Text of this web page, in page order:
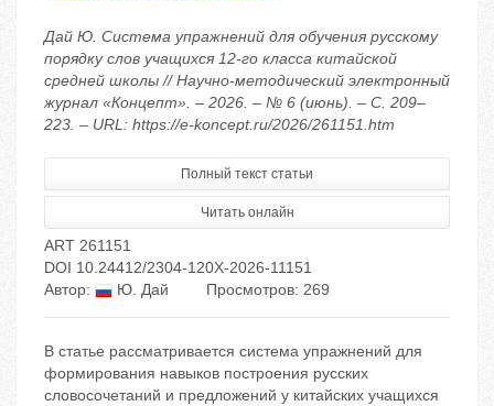
Дай Ю. Система упражнений для обучения русскому
порядку слов учащихся 12-го класса китайской
средней школы // Научно-методический электронный
журнал «Концепт». – 2026. – № 6 (июнь). – С. 209–
223. – URL: https://e-koncept.ru/2026/261151.htm
Полный текст статьи
Читать онлайн
ART 261151
DOI 10.24412/2304-120X-2026-11151
Автор:
Ю. Дай Просмотров: 269
В статье рассматривается система упражнений для
формирования навыков построения русских
словосочетаний и предложений у китайских учащихся